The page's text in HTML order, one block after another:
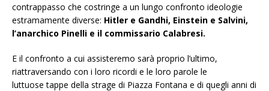
contrappasso che costringe a un lungo confronto ideologie
estramamente diverse: Hitler e Gandhi, Einstein e Salvini,
l’anarchico Pinelli e il commissario Calabresi.
E il confronto a cui assisteremo sarà proprio l’ultimo,
riattraversando con i loro ricordi e le loro parole le
luttuose tappe della strage di Piazza Fontana e di quegli anni di